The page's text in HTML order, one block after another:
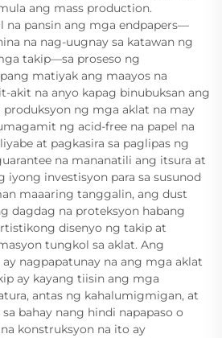
ang mass production.
na pansin ang mga endpapers—
na nag-uugnay sa katawan ng
takip—sa proseso ng
matiyak ang maayos na
akit na anyo kapag binubuksan ang
ng mga aklat na may
ng acid-free na papel na
at pagkasira sa paglipas ng
na mananatili ang itsura at
iyong investisyon para sa susunod
maaaring tanggalin, ang dust
dagdag na proteksyon habang
disenyo ng takip at
tungkol sa aklat. Ang
nagpapatunay na ang mga aklat
ay kayang tiisin ang mga
antas ng kahalumigmigan, at
bahay nang hindi napapaso o
konstruksyon na ito ay